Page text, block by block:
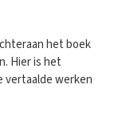
het boek
Hier is het
vertaalde werken